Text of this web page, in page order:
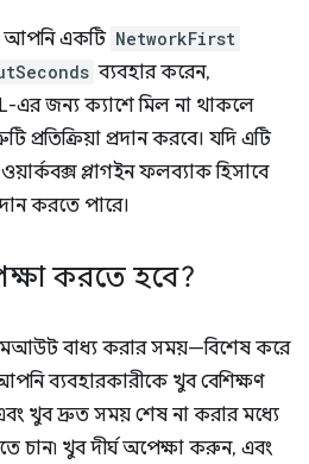
আপনি একটি NetworkFirst
ব্যবহার করেন,
এর জন্য ক্যাশে মিল না থাকলে
প্রতিক্রিয়া প্রদান করবে। যদি এটি
ওয়ার্কবক্স প্লাগইন ফলব্যাক হিসাবে
করতে পারে।
করতে হবে?
বাধ্য করার সময়—বিশেষ করে
ব্যবহারকারীকে খুব বেশিক্ষণ
খুব দ্রুত সময় শেষ না করার মধ্যে
চান৷ খুব দীর্ঘ অপেক্ষা করুন, এবং